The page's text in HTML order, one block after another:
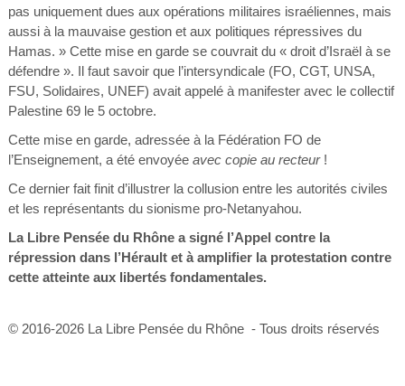
pas uniquement dues aux opérations militaires israéliennes, mais
aussi à la mauvaise gestion et aux politiques répressives du
Hamas. » Cette mise en garde se couvrait du « droit d’Israël à se
défendre ». Il faut savoir que l’intersyndicale (FO, CGT, UNSA,
FSU, Solidaires, UNEF) avait appelé à manifester avec le collectif
Palestine 69 le 5 octobre.
Cette mise en garde, adressée à la Fédération FO de
l’Enseignement, a été envoyée avec copie au recteur!
Ce dernier fait finit d’illustrer la collusion entre les autorités civiles
et les représentants du sionisme pro-Netanyahou.
La Libre Pensée du Rhône a signé l’Appel contre la
répression dans l’Hérault et à amplifier la protestation contre
cette atteinte aux libertés fondamentales.
© 2016-2026 La Libre Pensée du Rhône - Tous droits réservés